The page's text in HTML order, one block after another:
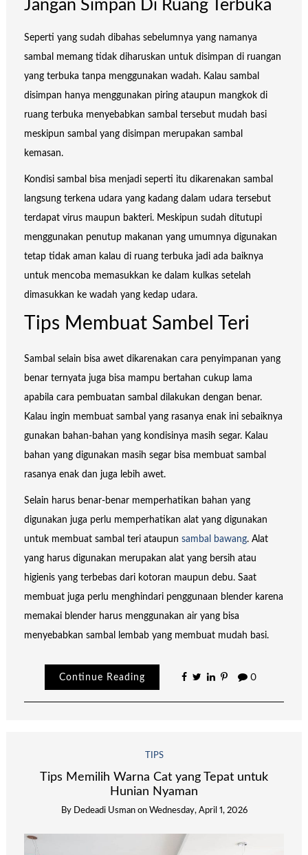
Jangan Simpan Di Ruang Terbuka
Seperti yang sudah dibahas sebelumnya yang namanya
sambal memang tidak diharuskan untuk disimpan di ruangan
yang terbuka tanpa menggunakan wadah. Kalau sambal
disimpan hanya menggunakan piring ataupun mangkok di
ruang terbuka menyebabkan sambal tersebut mudah basi
meskipun sambal yang disimpan merupakan sambal
kemasan.
Kondisi sambal bisa menjadi seperti itu dikarenakan sambal
langsung terkena udara yang kadang dalam udara tersebut
terdapat virus maupun bakteri. Meskipun sudah ditutupi
menggunakan penutup makanan yang umumnya digunakan
tetap tidak aman kalau di ruang terbuka jadi ada baiknya
untuk mencoba memasukkan ke dalam kulkas setelah
dimasukkan ke wadah yang kedap udara.
Tips Membuat Sambel Teri
Sambal selain bisa awet dikarenakan cara penyimpanan yang
benar ternyata juga bisa mampu bertahan cukup lama
apabila cara pembuatan sambal dilakukan dengan benar.
Kalau ingin membuat sambal yang rasanya enak ini sebaiknya
gunakan bahan-bahan yang kondisinya masih segar. Kalau
bahan yang digunakan masih segar bisa membuat sambal
rasanya enak dan juga lebih awet.
Selain harus benar-benar memperhatikan bahan yang
digunakan juga perlu memperhatikan alat yang digunakan
untuk membuat sambal teri ataupun sambal bawang. Alat
yang harus digunakan merupakan alat yang bersih atau
higienis yang terbebas dari kotoran maupun debu. Saat
membuat juga perlu menghindari penggunaan blender karena
memakai blender harus menggunakan air yang bisa
menyebabkan sambal lembab yang membuat mudah basi.
Continue Reading 0
TIPS
Tips Memilih Warna Cat yang Tepat untuk
Hunian Nyaman
By Dedeadi Usman on Wednesday, April 1, 2026